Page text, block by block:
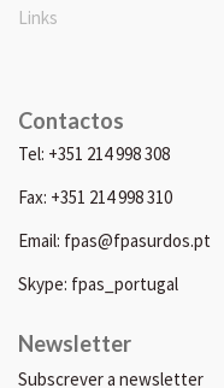
Links
Contactos
Tel: +351 214 998 308
Fax: +351 214 998 310
Email: fpas@fpasurdos.pt
Skype: fpas_portugal
Newsletter
Subscrever a newsletter